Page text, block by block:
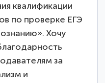
квалификации
по проверке ЕГЭ
Хочу
за
и